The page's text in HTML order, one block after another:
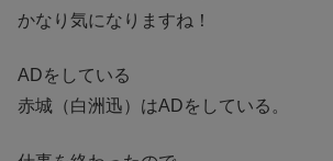
かなり気になりますね！
ADをしている
赤城（白洲迅）はADをしている。